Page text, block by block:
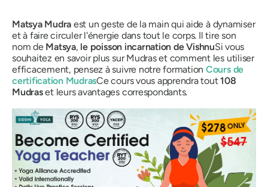
Matsya Mudra est un geste de la main qui aide à dynamiser
et à faire circuler l'énergie dans tout le corps. Il tire son
nom de Matsya, le poisson incarnation deVishnuSi vous
souhaitez en savoir plus surMudraset comment les utiliser
efficacement, pensez à suivre notre formation Cours de
certification MudrasCe cours vous apprendra tout108
Mudraset leurs avantages correspondants.